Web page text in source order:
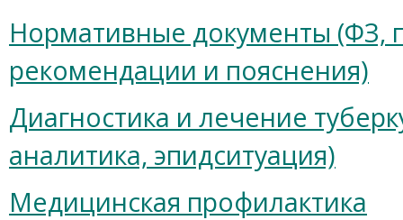
Нормативные документы (ФЗ,
рекомендации и пояснения)
Диагностика и лечение
аналитика, эпидситуация)
Медицинская профилактика